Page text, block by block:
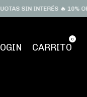
INTERÉS 🔥 10% OFF
CARRITO
0